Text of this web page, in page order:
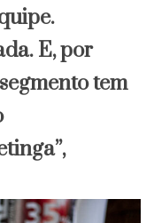
E, por
tem